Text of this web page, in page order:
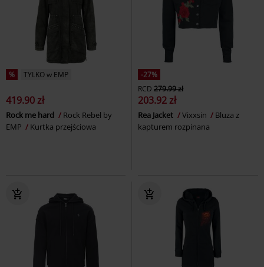
% TYLKO w EMP
419.90 zł
Rock me hard
Rock Rebel by
EMP
Kurtka przejściowa
-27%
RCD 279.99 zł
203.92 zł
Rea Jacket Vixxsin
Bluza z
kapturem rozpinana